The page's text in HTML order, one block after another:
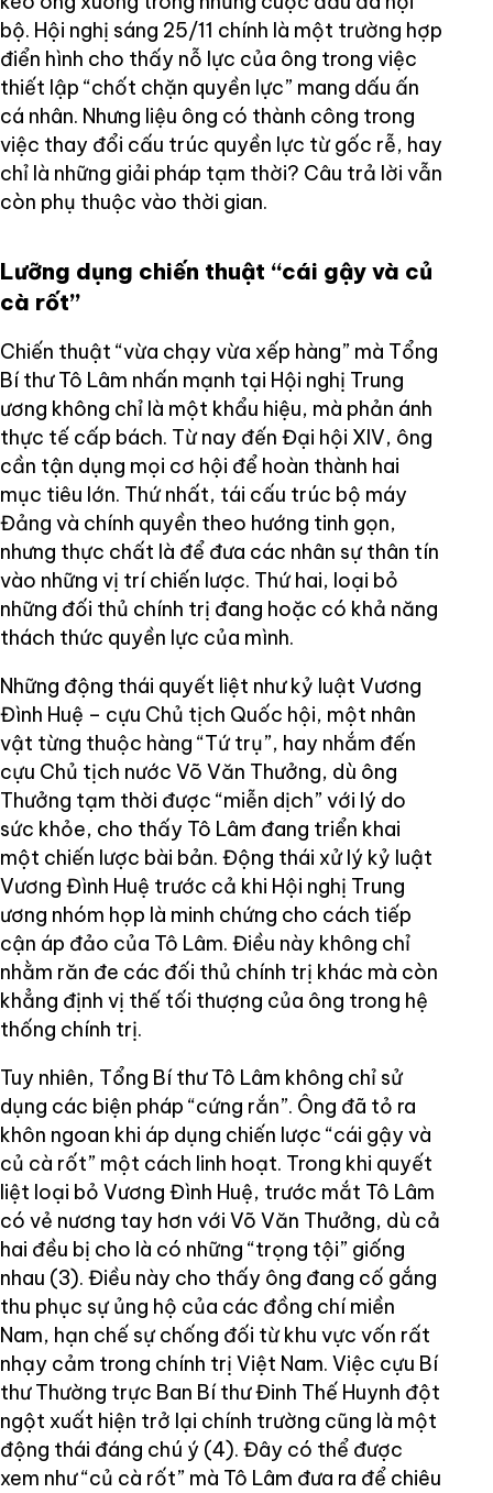
bộ. Hội nghị sáng 25/11 chính là một trường hợp
điển hình cho thấy nỗ lực của ông trong việc
thiết lập “chốt chặn quyền lực” mang dấu ấn
cá nhân. Nhưng liệu ông có thành công trong
việc thay đổi cấu trúc quyền lực từ gốc rễ, hay
chỉ là những giải pháp tạm thời? Câu trả lời vẫn
còn phụ thuộc vào thời gian.
Lưỡng dụng chiến thuật “cái gậy và củ
cà rốt”
Chiến thuật “vừa chạy vừa xếp hàng” mà Tổng
Bí thư Tô Lâm nhấn mạnh tại Hội nghị Trung
ương không chỉ là một khẩu hiệu, mà phản ánh
thực tế cấp bách. Từ nay đến Đại hội XIV, ông
cần tận dụng mọi cơ hội để hoàn thành hai
mục tiêu lớn. Thứ nhất, tái cấu trúc bộ máy
Đảng và chính quyền theo hướng tinh gọn,
nhưng thực chất là để đưa các nhân sự thân tín
vào những vị trí chiến lược. Thứ hai, loại bỏ
những đối thủ chính trị đang hoặc có khả năng
thách thức quyền lực của mình.
Những động thái quyết liệt như kỷ luật Vương
Đình Huệ – cựu Chủ tịch Quốc hội, một nhân
vật từng thuộc hàng “Tứ trụ”, hay nhắm đến
cựu Chủ tịch nước Võ Văn Thưởng, dù ông
Thưởng tạm thời được “miễn dịch” với lý do
sức khỏe, cho thấy Tô Lâm đang triển khai
một chiến lược bài bản. Động thái xử lý kỷ luật
Vương Đình Huệ trước cả khi Hội nghị Trung
ương nhóm họp là minh chứng cho cách tiếp
cận áp đảo của Tô Lâm. Điều này không chỉ
nhằm răn đe các đối thủ chính trị khác mà còn
khẳng định vị thế tối thượng của ông trong hệ
thống chính trị.
Tuy nhiên, Tổng Bí thư Tô Lâm không chỉ sử
dụng các biện pháp “cứng rắn”. Ông đã tỏ ra
khôn ngoan khi áp dụng chiến lược “cái gậy và
củ cà rốt” một cách linh hoạt. Trong khi quyết
liệt loại bỏ Vương Đình Huệ, trước mắt Tô Lâm
có vẻ nương tay hơn với Võ Văn Thưởng, dù cả
hai đều bị cho là có những “trọng tội” giống
nhau (3). Điều này cho thấy ông đang cố gắng
thu phục sự ủng hộ của các đồng chí miền
Nam, hạn chế sự chống đối từ khu vực vốn rất
nhạy cảm trong chính trị Việt Nam. Việc cựu Bí
thư Thường trực Ban Bí thư Đinh Thế Huynh đột
ngột xuất hiện trở lại chính trường cũng là một
động thái đáng chú ý (4). Đây có thể được
xem như “củ cà rốt” mà Tô Lâm đưa ra để chiêu